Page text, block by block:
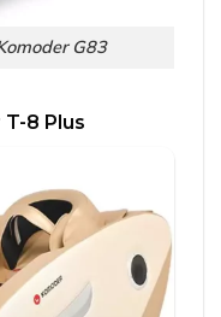
G83
8 Plus